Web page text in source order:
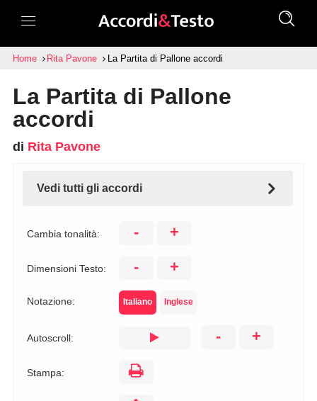
Home Rita Pavone La Partita di Pallone accordi
La Partita di Pallone
accordi
di Rita Pavone
Vedi tutti gli accordi
Cambia tonalità: - +
Dimensioni Testo: - +
Notazione: Italiano Inglese
Autoscroll: - +
Stampa: